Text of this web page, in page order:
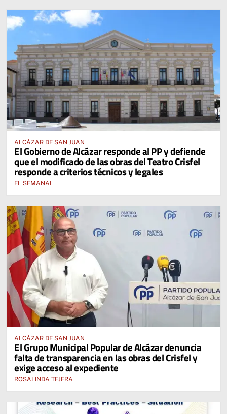
ALCÁZAR DE SAN JUAN
El Gobierno de Alcázar responde al PP y defiende
que el modificado de las obras del Teatro Crisfel
responde a criterios técnicos y legales
EL SEMANAL
ALCÁZAR DE SAN JUAN
El Grupo Municipal Popular de Alcázar denuncia
falta de transparencia en las obras del Crisfel y
exige acceso al expediente
ROSALINDA TEJERA